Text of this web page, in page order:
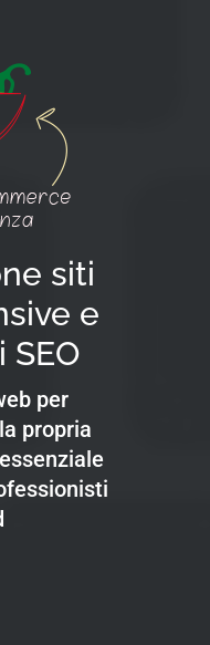
siti
e
per
propria